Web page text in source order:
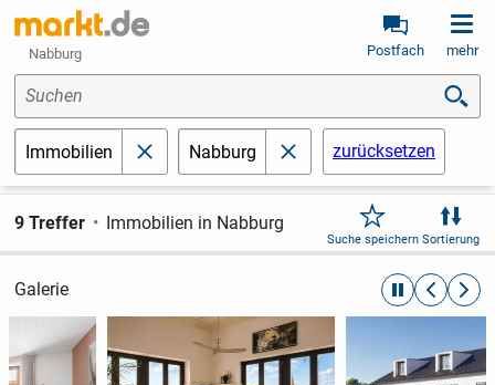
Nabburg Postfach mehr
Suchen
Immobilien schließenNabburg schließenzurücksetzen
9 Treffer Immobilien in Nabburg
Suche speichern Sortierung
Galerie automatische